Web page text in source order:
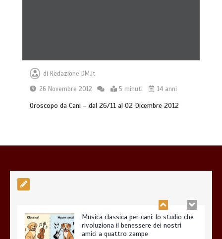
di Redazione DM.it
26 Novembre 2012
5 minuti 14 anni
Oroscopo da Cani – dal 26/11 al 02 Dicembre 2012
Musica classica per cani: lo studio che
rivoluziona il benessere dei nostri
amici a quattro zampe